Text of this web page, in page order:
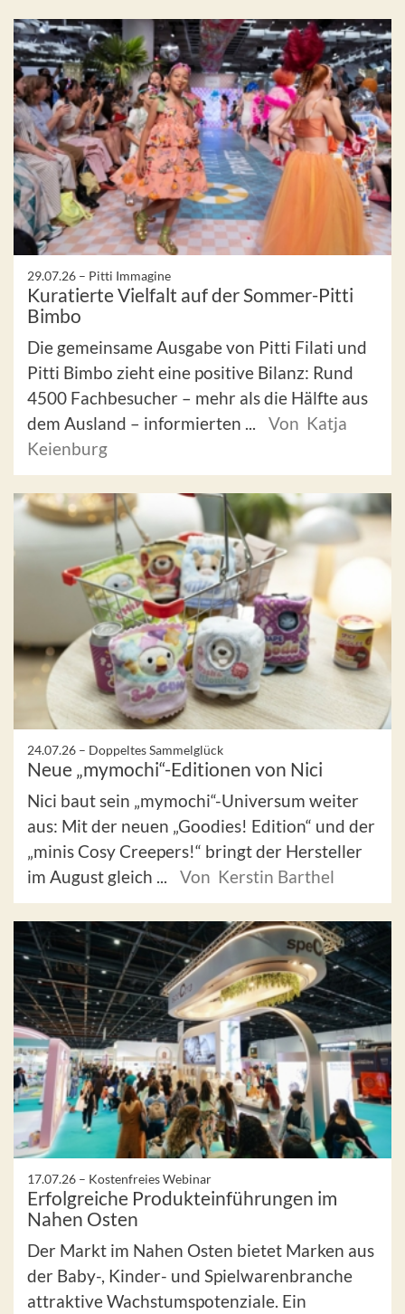
29.07.26 – Pitti Immagine
Kuratierte Vielfalt auf der Sommer-Pitti
Bimbo
Die gemeinsame Ausgabe von Pitti Filati und
Pitti Bimbo zieht eine positive Bilanz: Rund
4500 Fachbesucher – mehr als die Hälfte aus
dem Ausland – informierten ...
Von Katja
Keienburg
24.07.26 – Doppeltes Sammelglück
Neue „mymochi“-Editionen von Nici
Nici baut sein „mymochi“-Universum weiter
aus: Mit der neuen „Goodies! Edition“ und der
„minis Cosy Creepers!“ bringt der Hersteller
im August gleich ...
Von Kerstin Barthel
17.07.26 – Kostenfreies Webinar
Erfolgreiche Produkteinführungen im
Nahen Osten
Der Markt im Nahen Osten bietet Marken aus
der Baby-, Kinder- und Spielwarenbranche
attraktive Wachstumspotenziale. Ein